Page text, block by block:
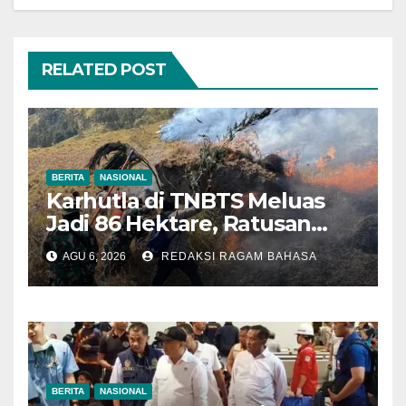
RELATED POST
BERITA NASIONAL
Karhutla di TNBTS Meluas
Jadi 86 Hektare, Ratusan
Personel Berjibaku Cegah
Api Merembet
AGU 6, 2026 REDAKSI RAGAM BAHASA
BERITA NASIONAL